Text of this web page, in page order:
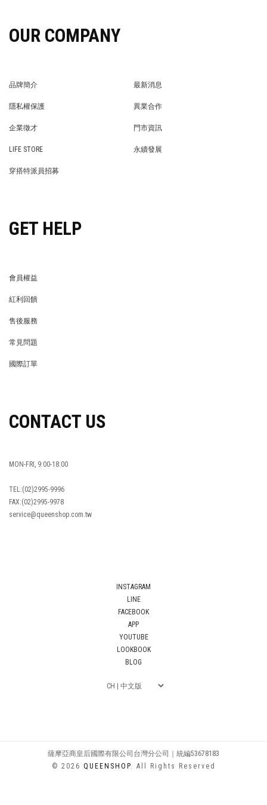
OUR COMPANY
品牌簡介
最新消息
隱私權保護
異業合作
企業徵才
門市資訊
LIFE STORE
永續發展
穿搭特派員招募
GET HELP
會員權益
紅利回饋
售後服務
常見問題
國際訂單
CONTACT US
MON-FRI, 9:00-18:00
TEL:(02)2995-9996
FAX:(02)2995-9978
service@queenshop.com.tw
INSTAGRAM
LINE
FACEBOOK
APP
YOUTUBE
LOOKBOOK
BLOG
薩摩亞商皇后國際有限公司台灣分公司｜統編53678183
© 2026 QUEENSHOP. All Rights Reserved